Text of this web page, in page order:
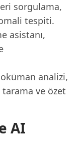
sorgulama,
tespiti.
asistanı,
analizi,
ve özet
AI